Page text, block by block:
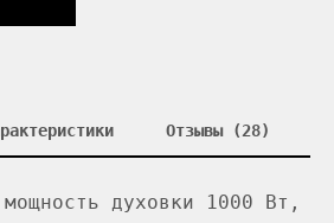
Отзывы (28)
духовки 1000 Вт,